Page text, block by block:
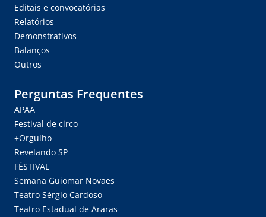
Editais e convocatórias
Relatórios
Demonstrativos
Balanços
Outros
Perguntas Frequentes
APAA
Festival de circo
+Orgulho
Revelando SP
FÉSTIVAL
Semana Guiomar Novaes
Teatro Sérgio Cardoso
Teatro Estadual de Araras